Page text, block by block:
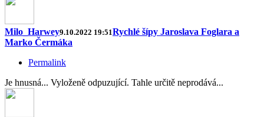
Milo_Harwey9.10.2022 19:51Rychlé šípy Jaroslava Foglara a
Marko Čermáka
Permalink
Je hnusná... Vyloženě odpuzující. Tahle určitě neprodává...